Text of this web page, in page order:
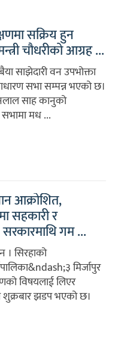
सक्रिय हुन
चौधरीको आग्रह ...
साझेदारी वन उपभोक्ता
सभा सम्पन्न भएको छ।
साह कानुको
मध ...
आक्रोशित,
सहकारी र
गम ...
सिरहाको
मिर्जापुर
विषयलाई लिएर
झडप भएको छ।